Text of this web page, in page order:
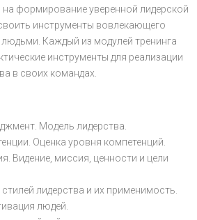
формирование уверенной лидерской
инструменты вовлекающего
людьми. Каждый из модулей тренинга
инструменты для реализации
в своих командах.
Модель лидерства.
Оценка уровня компетенций.
Видение, миссия, ценности и цели
стилей лидерства и их применимость.
людей.